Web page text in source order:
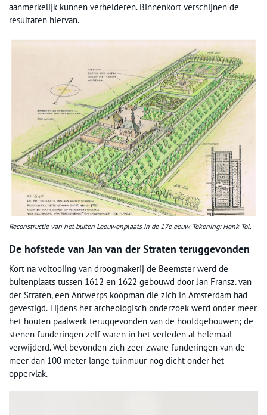
aanmerkelijk kunnen verhelderen. Binnenkort verschijnen de
resultaten hiervan.
Reconstructie van het buiten Leeuwenplaats in de 17e eeuw. Tekening: Henk Tol.
De hofstede van Jan van der Straten teruggevonden
Kort na voltooiing van droogmakerij de Beemster werd de
buitenplaats tussen 1612 en 1622 gebouwd door Jan Fransz. van
der Straten, een Antwerps koopman die zich in Amsterdam had
gevestigd. Tijdens het archeologisch onderzoek werd onder meer
het houten paalwerk teruggevonden van de hoofdgebouwen; de
stenen funderingen zelf waren in het verleden al helemaal
verwijderd. Wel bevonden zich zeer zware funderingen van de
meer dan 100 meter lange tuinmuur nog dicht onder het
oppervlak.